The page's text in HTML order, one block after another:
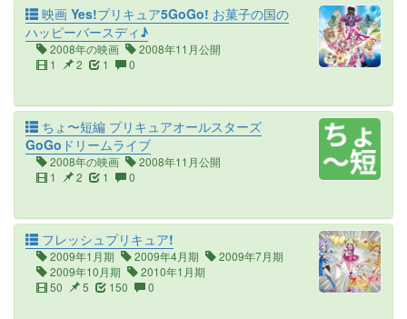
映画 Yes!プリキュア5GoGo! お菓子の国の
ハッピーバースディ♪
2008年の映画
2008年11月公開
1
2 1 0
ちょ〜短編 プリキュアオールスターズ
GoGoドリームライブ
2008年の映画
2008年11月公開
1
2 1 0
フレッシュプリキュア!
2009年1月期 2009年4月期
2009年7月期
2009年10月期
2010年1月期
50
5 150 0